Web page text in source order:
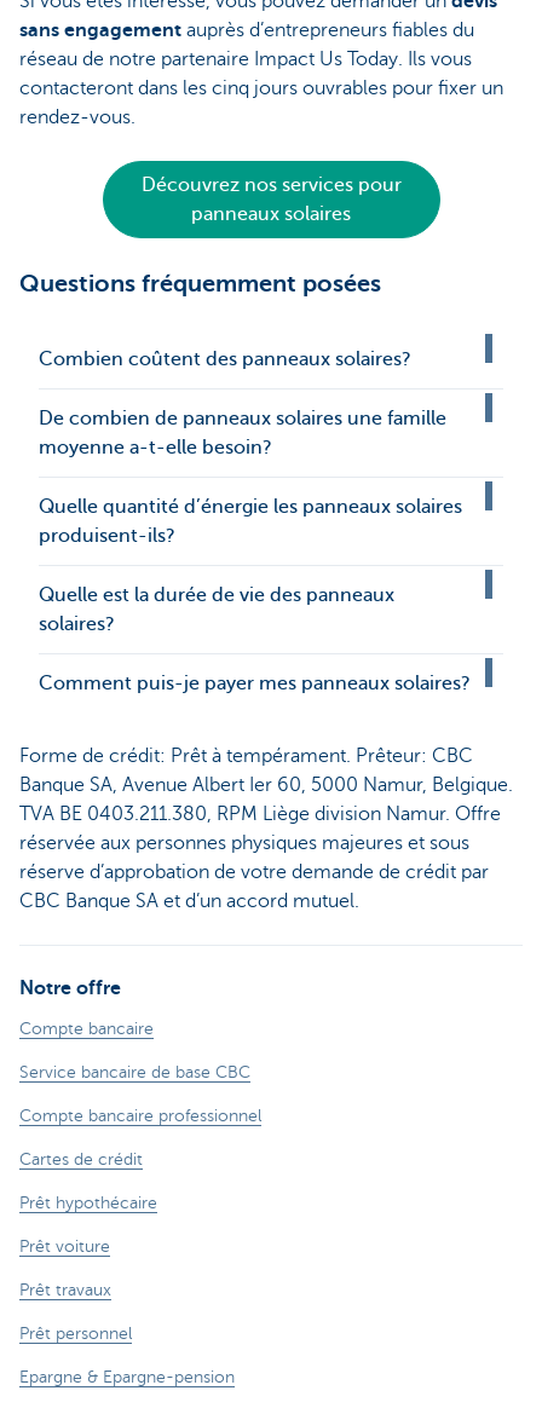
sans engagement auprès d’entrepreneurs fiables du
réseau de notre partenaire Impact Us Today. Ils vous
contacteront dans les cinq jours ouvrables pour fixer un
rendez-vous.
Découvrez nos services pour
panneaux solaires
Questions fréquemment posées
Combien coûtent des panneaux solaires?
De combien de panneaux solaires une famille
moyenne a-t-elle besoin?
Quelle quantité d’énergie les panneaux solaires
produisent-ils?
Quelle est la durée de vie des panneaux
solaires?
Comment puis-je payer mes panneaux solaires?
Forme de crédit: Prêt à tempérament. Prêteur: CBC
Banque SA, Avenue Albert Ier 60, 5000 Namur, Belgique.
TVA BE 0403.211.380, RPM Liège division Namur. Offre
réservée aux personnes physiques majeures et sous
réserve d’approbation de votre demande de crédit par
CBC Banque SA et d’un accord mutuel.
Notre offre
Compte bancaire
Service bancaire de base CBC
Compte bancaire professionnel
Cartes de crédit
Prêt hypothécaire
Prêt voiture
Prêt travaux
Prêt personnel
Epargne & Epargne-pension